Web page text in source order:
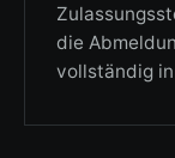
die
vollständig